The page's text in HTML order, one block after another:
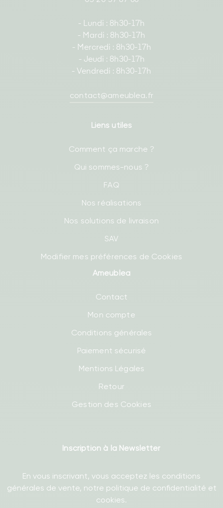
- Lundi : 8h30-17h
- Mardi : 8h30-17h
- Mercredi : 8h30-17h
- Jeudi : 8h30-17h
- Vendredi : 8h30-17h
contact@ameublea.fr
Liens utiles
Comment ça marche ?
Qui sommes-nous ?
FAQ
Nos réalisations
Nos solutions de livraison
SAV
Modifier mes préférences de Cookies
Ameublea
Contact
Mon compte
Conditions générales
Paiement sécurisé
Mentions Légales
Retour
Gestion des Cookies
Inscription à la Newsletter
En vous inscrivant, vous acceptez les conditions
générales de vente, notre politique de confidentialité et
cookies.